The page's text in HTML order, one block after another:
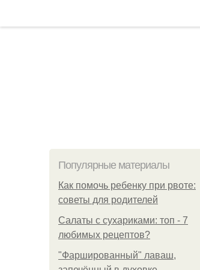
Популярные материалы
Как помочь ребенку при рвоте:
советы для родителей
Салаты с сухариками: топ - 7
любимых рецептов?
"Фаршированный" лаваш,